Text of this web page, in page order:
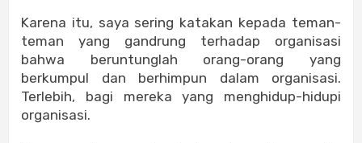
Karena itu, saya sering katakan kepada teman-
teman yang gandrung terhadap organisasi
bahwa beruntunglah orang-orang yang
berkumpul dan berhimpun dalam organisasi.
Terlebih, bagi mereka yang menghidup-hidupi
organisasi.